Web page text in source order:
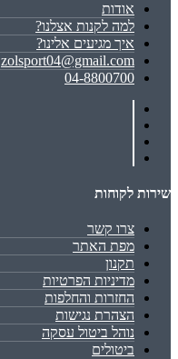
אודות
למה לקנות אצלנו?
איך מגיעים אלינו?
zolsport04@gmail.com
04-8800700
שירות לקוחות
צרו קשר
מפת האתר
תקנון
מדיניות הפרטיות
החזרות והחלפות
הצהרת נגישות
נוהל ביטול עסקה
ביטולים